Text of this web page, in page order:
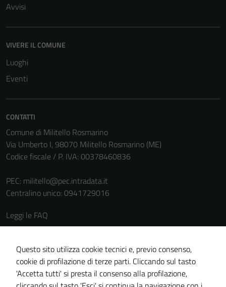
Avvisi
VIVERE IL COMUNE
Luoghi
Eventi
CONTATTI
Comune di Militello Rosmarino
Via Umberto I, 98070 Militello Rosmarino (ME)
Codice fiscale / P. IVA: 00378460836
PEC: militello@pec.intradata.it
Centralino unico: 0941729016
Leggi le FAQ
Segnalazione disservizio
Richiesta assistenza
Amministrazione trasparente
Questo sito utilizza cookie tecnici e, previo consenso,
cookie di profilazione di terze parti. Cliccando sul tasto
'Accetta tutti' si presta il consenso alla profilazione,
non raccolgono